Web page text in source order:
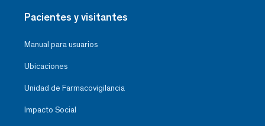
Pacientes y visitantes
Manual para usuarios
Ubicaciones
Unidad de Farmacovigilancia
Impacto Social